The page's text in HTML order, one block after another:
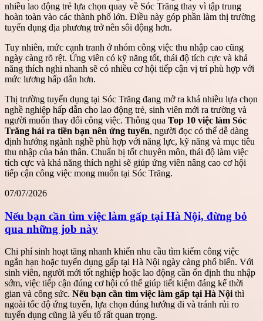
nhiều lao động trẻ lựa chọn quay về Sóc Trăng thay vì tập trung
hoàn toàn vào các thành phố lớn. Điều này góp phần làm thị trường
tuyển dụng địa phương trở nên sôi động hơn.
Tuy nhiên, mức cạnh tranh ở nhóm công việc thu nhập cao cũng
ngày càng rõ rệt. Ứng viên có kỹ năng tốt, thái độ tích cực và khả
năng thích nghi nhanh sẽ có nhiều cơ hội tiếp cận vị trí phù hợp với
mức lương hấp dẫn hơn.
Thị trường tuyển dụng tại Sóc Trăng đang mở ra khá nhiều lựa chọn
nghề nghiệp hấp dẫn cho lao động trẻ, sinh viên mới ra trường và
người muốn thay đổi công việc. Thông qua Top 10 việc làm Sóc
Trăng hái ra tiền bạn nên ứng tuyển, người đọc có thể dễ dàng
định hướng ngành nghề phù hợp với năng lực, kỹ năng và mục tiêu
thu nhập của bản thân. Chuẩn bị tốt chuyên môn, thái độ làm việc
tích cực và khả năng thích nghi sẽ giúp ứng viên nâng cao cơ hội
tiếp cận công việc mong muốn tại Sóc Trăng.
07/07/2026
Nếu bạn cần tìm việc làm gấp tại Hà Nội, đừng bỏ
qua những job này
Chi phí sinh hoạt tăng nhanh khiến nhu cầu tìm kiếm công việc
ngắn hạn hoặc tuyển dụng gấp tại Hà Nội ngày càng phổ biến. Với
sinh viên, người mới tốt nghiệp hoặc lao động cần ổn định thu nhập
sớm, việc tiếp cận đúng cơ hội có thể giúp tiết kiệm đáng kể thời
gian và công sức. Nếu bạn cần tìm việc làm gấp tại Hà Nộithì
ngoài tốc độ ứng tuyển, lựa chọn đúng hướng đi và tránh rủi ro
tuyển dụng cũng là yếu tố rất quan trọng.